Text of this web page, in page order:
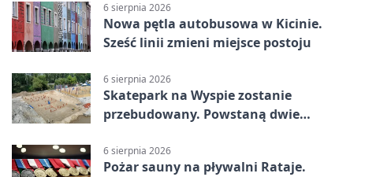
6 sierpnia 2026
Nowa pętla autobusowa w Kicinie.
Sześć linii zmieni miejsce postoju
6 sierpnia 2026
Skatepark na Wyspie zostanie
przebudowany. Powstaną dwie
6 sierpnia 2026
Pożar sauny na pływalni Rataje.